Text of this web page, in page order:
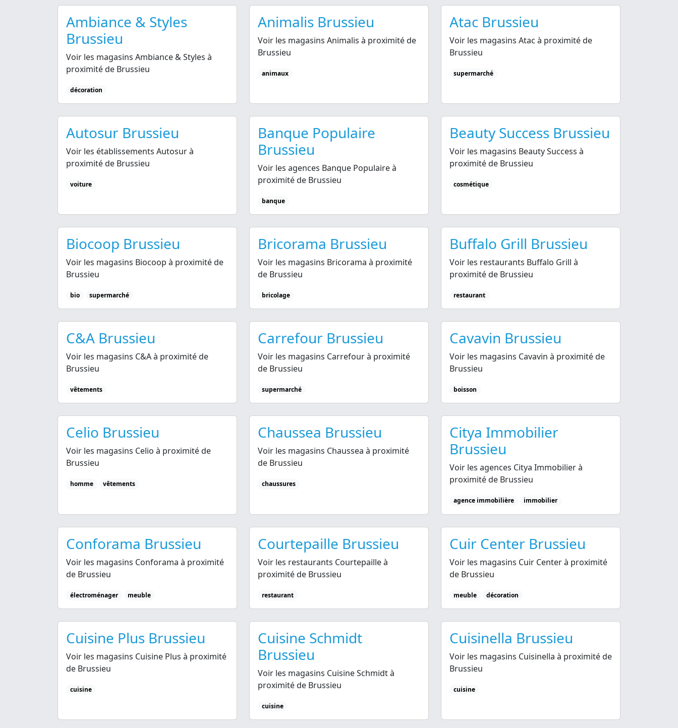
Ambiance & Styles
Brussieu
Voir les magasins Ambiance & Styles à
proximité de Brussieu
décoration
Animalis Brussieu
Voir les magasins Animalis à proximité de
Brussieu
animaux
Atac Brussieu
Voir les magasins Atac à proximité de
Brussieu
supermarché
Autosur Brussieu
Voir les établissements Autosur à
proximité de Brussieu
voiture
Banque Populaire
Brussieu
Voir les agences Banque Populaire à
proximité de Brussieu
banque
Beauty Success Brussieu
Voir les magasins Beauty Success à
proximité de Brussieu
cosmétique
Biocoop Brussieu
Voir les magasins Biocoop à proximité de
Brussieu
bio supermarché
Bricorama Brussieu
Voir les magasins Bricorama à proximité
de Brussieu
bricolage
Buffalo Grill Brussieu
Voir les restaurants Buffalo Grill à
proximité de Brussieu
restaurant
C&A Brussieu
Voir les magasins C&A à proximité de
Brussieu
vêtements
Carrefour Brussieu
Voir les magasins Carrefour à proximité
de Brussieu
supermarché
Cavavin Brussieu
Voir les magasins Cavavin à proximité de
Brussieu
boisson
Celio Brussieu
Voir les magasins Celio à proximité de
Brussieu
homme vêtements
Chaussea Brussieu
Voir les magasins Chaussea à proximité
de Brussieu
chaussures
Citya Immobilier
Brussieu
Voir les agences Citya Immobilier à
proximité de Brussieu
agence immobilière immobilier
Conforama Brussieu
Voir les magasins Conforama à proximité
de Brussieu
électroménager meuble
Courtepaille Brussieu
Voir les restaurants Courtepaille à
proximité de Brussieu
restaurant
Cuir Center Brussieu
Voir les magasins Cuir Center à proximité
de Brussieu
meuble décoration
Cuisine Plus Brussieu
Voir les magasins Cuisine Plus à proximité
de Brussieu
cuisine
Cuisine Schmidt
Brussieu
Voir les magasins Cuisine Schmidt à
proximité de Brussieu
cuisine
Cuisinella Brussieu
Voir les magasins Cuisinella à proximité de
Brussieu
cuisine